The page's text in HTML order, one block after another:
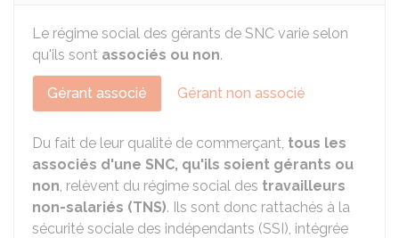
Le régime social des gérants de SNC varie selon
qu'ils sont associés ou non.
Gérant associé Gérant non associé
Du fait de leur qualité de commerçant, tous les
associés d'une SNC, qu'ils soient gérants ou
non, relèvent du régime social des travailleurs
non-salariés (TNS). Ils sont donc rattachés à la
sécurité sociale des indépendants (SSI), intégrée